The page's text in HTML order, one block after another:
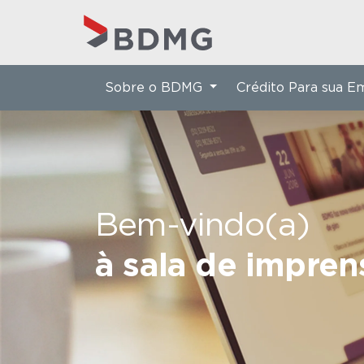
Bem-vindo(a)
à sala de
Sobre o BDMG Crédito Para sua